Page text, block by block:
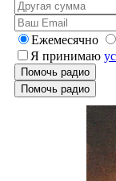
Ежемесячно
Я принимаю
Помочь радио
Помочь радио